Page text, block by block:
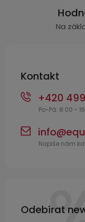
Na
Kontakt
info@
+420
Odebírat